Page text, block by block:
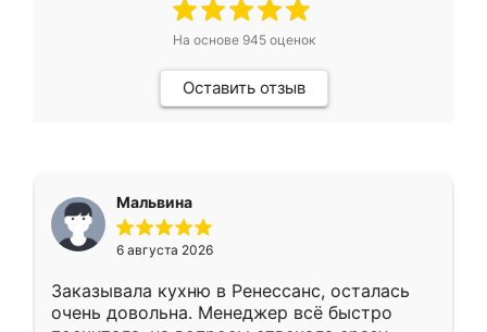
На основе 945оценок
Оставить отзыв
Мальвина
6 августа 2026
Заказывала кухню в Ренессанс, осталась
очень довольна. Менеджер всё быстро